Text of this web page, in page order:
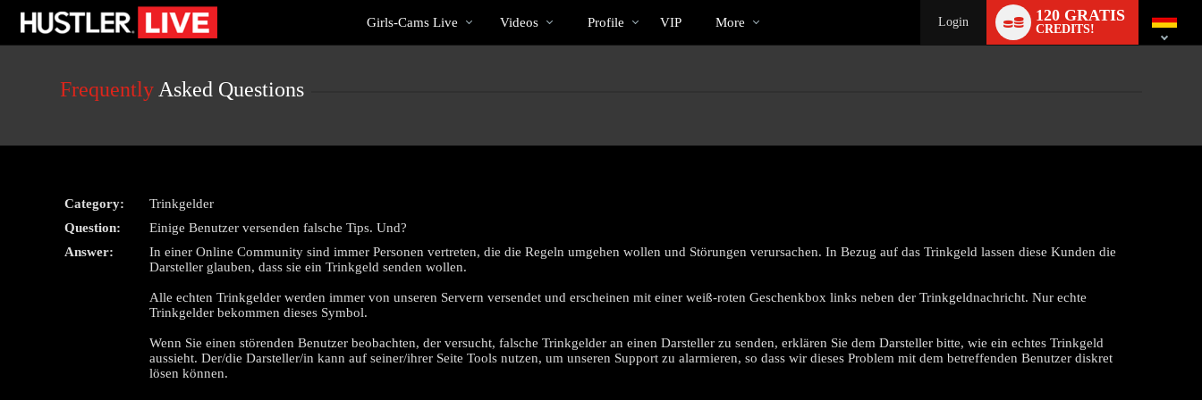
User
Cams
Girls-Cams Live
Trend
Videos Profile VIP More Login 120 GRATIS
CREDITS!
switch
Frequently Asked Questions
Category:
Trinkgelder
Question:
Einige Benutzer versenden falsche Tips. Und?
Answer:
In einer Online Community sind immer Personen vertreten, die die Regeln umgehen wollen und Störungen verursachen. In Bezug auf das Trinkgeld lassen diese Kunden die
Darsteller glauben, dass sie ein Trinkgeld senden wollen.
Alle echten Trinkgelder werden immer von unseren Servern versendet und erscheinen mit einer weiß-roten Geschenkbox links neben der Trinkgeldnachricht. Nur echte
Trinkgelder bekommen dieses Symbol.
Wenn Sie einen störenden Benutzer beobachten, der versucht, falsche Trinkgelder an einen Darsteller zu senden, erklären Sie dem Darsteller bitte, wie ein echtes Trinkgeld
aussieht. Der/die Darsteller/in kann auf seiner/ihrer Seite Tools nutzen, um unseren Support zu alarmieren, so dass wir dieses Problem mit dem betreffenden Benutzer diskret
lösen können.
LIMITED TIME OFFER!